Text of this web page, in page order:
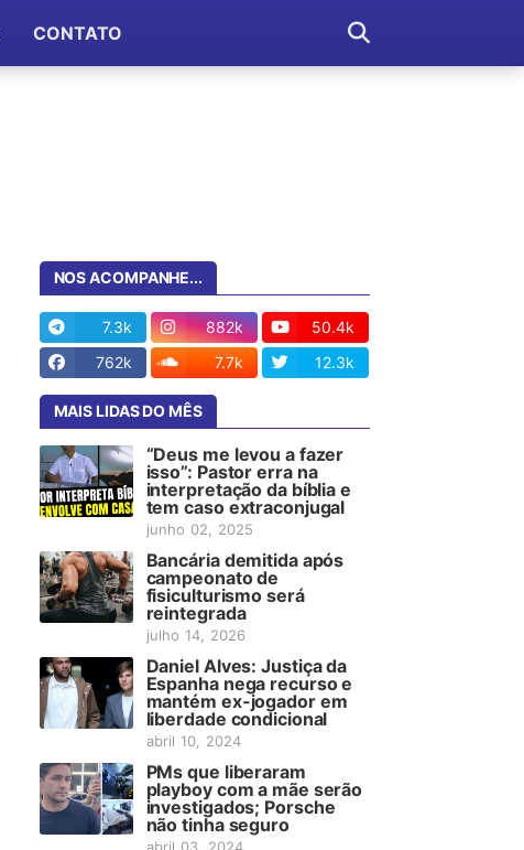
CONTATO
NOS ACOMPANHE...
7.3k 882k
50.4k
762k
7.7k 12.3k
MAIS LIDAS DO MÊS
“Deus me levou a fazer
isso”: Pastor erra na
interpretação da bíblia e
tem caso extraconjugal
junho 02, 2025
Bancária demitida após
campeonato de
fisiculturismo será
reintegrada
julho 14, 2026
Daniel Alves: Justiça da
Espanha nega recurso e
mantém ex-jogador em
liberdade condicional
abril 10, 2024
PMs que liberaram
playboy com a mãe serão
investigados; Porsche
não tinha seguro